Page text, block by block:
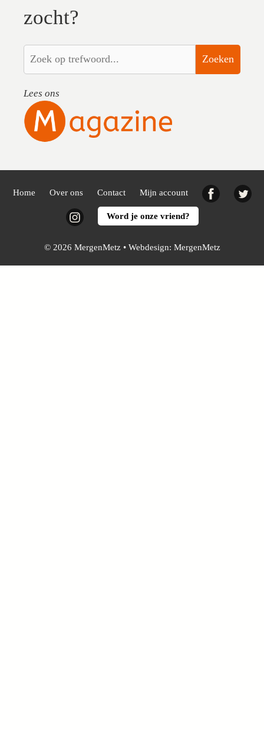
zocht?
Zoeken
Lees ons
Home Over ons Contact Mijn account Facebook
InstagramWord je onze vriend?
© 2026 MergenMetz • Webdesign: MergenMetz